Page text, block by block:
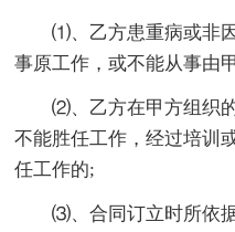
⑴、乙方患重病或非
事原工作，或不能从事由
⑵、乙方在甲方组织
不能胜任工作，经过培训
任工作的;
⑶、合同订立时所依